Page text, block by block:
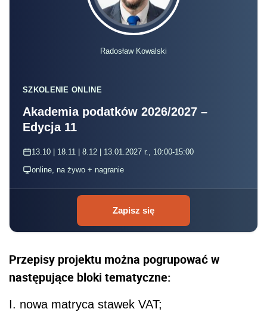
Radosław Kowalski
SZKOLENIE ONLINE
Akademia podatków 2026/2027 –
Edycja 11
13.10 | 18.11 | 8.12 | 13.01.2027 r., 10:00-15:00
online, na żywo + nagranie
Zapisz się
Przepisy projektu można pogrupować w
następujące bloki tematyczne:
I. nowa matryca stawek VAT;